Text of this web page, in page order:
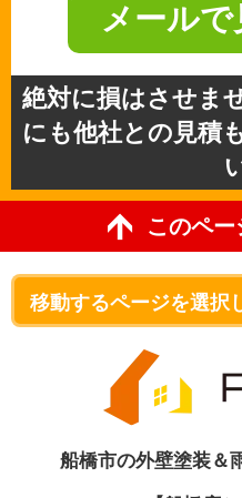
メール
絶対に損はさせま
にも他社との見積
このペ
船橋市の外壁塗装＆